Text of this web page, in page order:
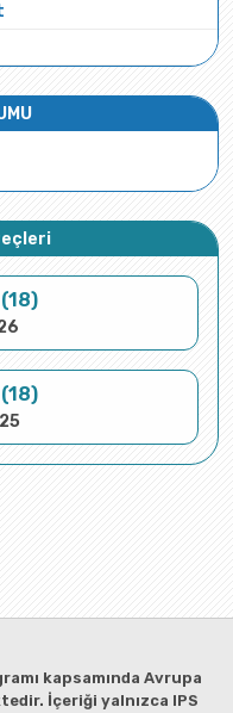
kapsamında Avrupa
İçeriği yalnızca IPS